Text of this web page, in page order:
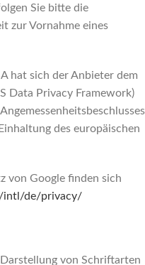
Sie bitte die
zur Vornahme eines
hat sich der Anbieter dem
Data Privacy Framework)
des europäischen
von Google finden sich
/intl /de/privacy/
von Schriftarten